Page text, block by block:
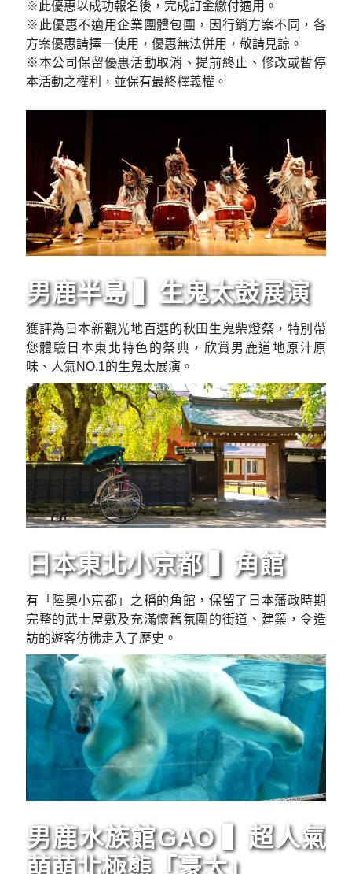
※此優惠以成功報名後，完成訂金繳付適用。
※此優惠不適用企業團體包團，因行銷方案不同，各
方案優惠請擇一使用，優惠無法併用，敬請見諒。
※本公司保留優惠活動取消、提前終止、修改或暫停
本活動之權利，並保有最終釋義權。
男鹿半島 ▍生鬼太鼓展演
獲評為日本新觀光地百選的秋田生鬼柴燈祭，特別帶
您體驗日本東北特色的祭典，欣賞男鹿道地原汁原
味、人氣NO.1的生鬼太展演。
日本東北小京都 ▍角館
有「陸奧小京都」之稱的角館，保留了日本藩政時期
完整的武士屋敷及充滿懷舊氛圍的街道、建築，令造
訪的遊客彷彿走入了歷史。
男鹿水族館GAO ▍超人氣
萌萌北極熊「豪太」